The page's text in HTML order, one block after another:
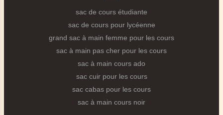
Les 5 Critères Indispensables pour Votre
Sac de Cours Étudiante
1. La Compatibilité Ordinateur Portable
est votre outil de travail principal. Nos
Sac de Cours Étudianteproposent
systématiquement :
sac de cours étudiante
sac de cours pour lycéenne
grand sac à main femme pour les cours
sac à main pas cher pour les cours
sac à main cours ado
sac cuir pour les cours
sac cabas pour les cours
sac à main cours noir